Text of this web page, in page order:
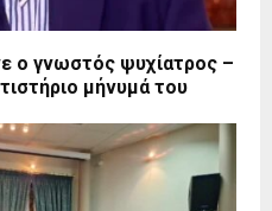
ο γνωστός ψυχίατρος –
μήνυμά του